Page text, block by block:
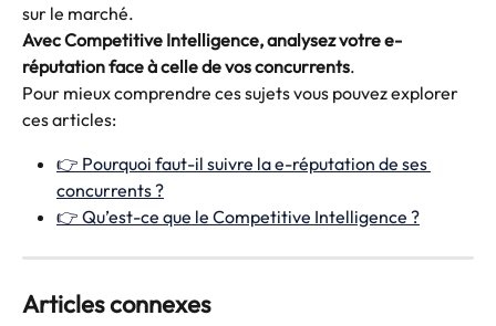
sur le marché.
Avec Competitive Intelligence, analysez votre e-
réputation face à celle de vos concurrents.
Pour mieux comprendre ces sujets vous pouvez explorer
ces articles:
👉 Pourquoi faut-il suivre la e-réputation de ses
concurrents ?
👉 Qu’est-ce que le Competitive Intelligence ?
Articles connexes